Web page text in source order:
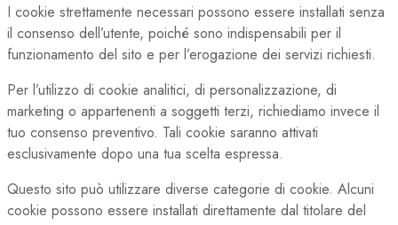
I cookie strettamente necessari possono essere installati senza
il consenso dell’utente, poiché sono indispensabili per il
funzionamento del sito e per l’erogazione dei servizi richiesti.
Per l’utilizzo di cookie analitici, di personalizzazione, di
marketing o appartenenti a soggetti terzi, richiediamo invece il
tuo consenso preventivo. Tali cookie saranno attivati
esclusivamente dopo una tua scelta espressa.
Questo sito può utilizzare diverse categorie di cookie. Alcuni
cookie possono essere installati direttamente dal titolare del